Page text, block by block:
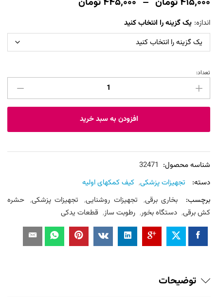
تا
اندازه: یک گزینه را انتخاب کنید
جعبه
کمک
های
شده
firt
عدد
تعداد:
افزودن به سبد خرید
شناسه محصول: 32471
دسته:
تجهیزات پزشکی, کیف کمکهای اولیه
برچسب:
بخاری برقی, تجهیزات روشنایی, تجهیزات پزشکی, حشره
کش برقی, دستگاه بخور, رطوبت ساز, قطعات یدکی
توضیحات